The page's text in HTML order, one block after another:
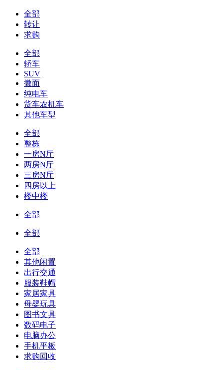
全部
转让
求购
全部
轿车
SUV
微面
纯电车
货车农机车
其他车型
全部
整栋
一房N厅
两房N厅
三房N厅
四房以上
楼中楼
全部
全部
全部
其他闲置
出行交通
服装鞋帽
家居家具
母婴玩具
图书文具
数码电子
电脑办公
手机平板
求购回收